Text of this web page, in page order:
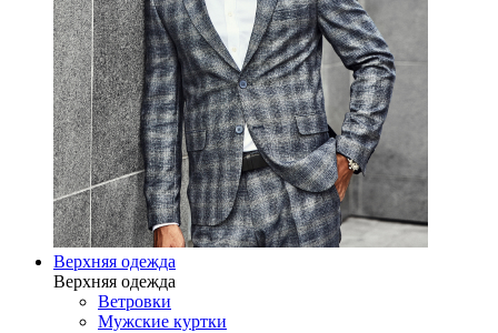
Верхняя одежда
Верхняя одежда
Ветровки
Мужские куртки